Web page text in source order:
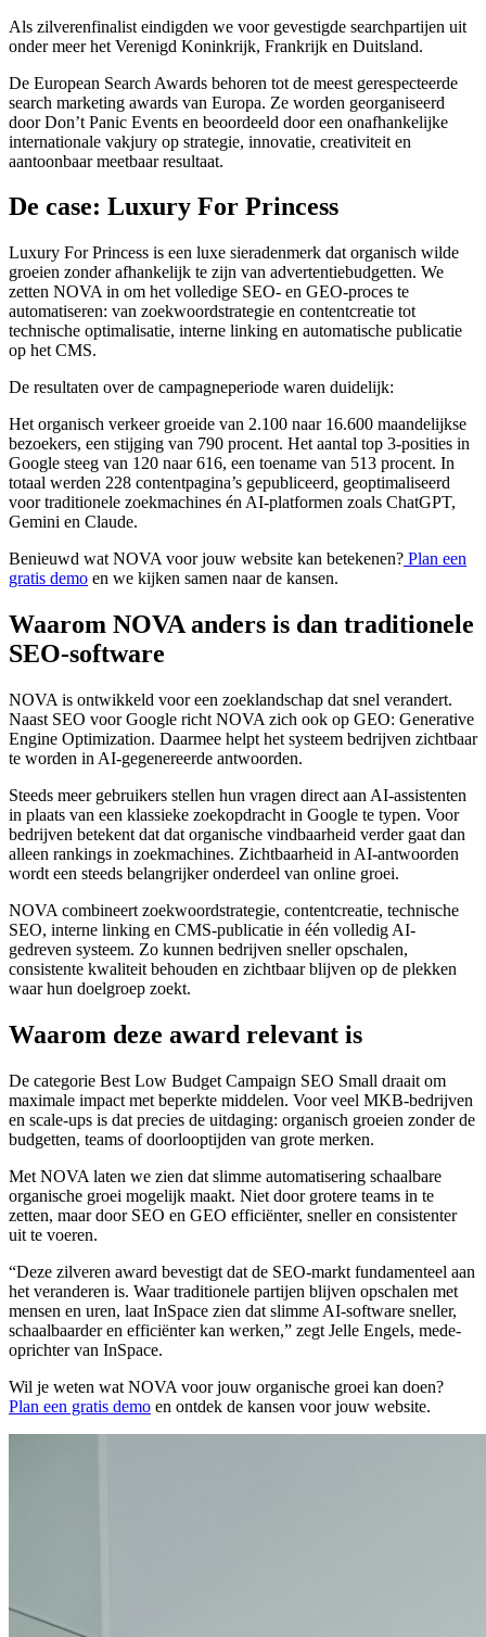
Als zilverenfinalist eindigden we voor gevestigde searchpartijen uit
onder meer het Verenigd Koninkrijk, Frankrijk en Duitsland.
De European Search Awards behoren tot de meest gerespecteerde
search marketing awards van Europa. Ze worden georganiseerd
door Don’t Panic Events en beoordeeld door een onafhankelijke
internationale vakjury op strategie, innovatie, creativiteit en
aantoonbaar meetbaar resultaat.
De case: Luxury For Princess
Luxury For Princess is een luxe sieradenmerk dat organisch wilde
groeien zonder afhankelijk te zijn van advertentiebudgetten. We
zetten NOVA in om het volledige SEO- en GEO-proces te
automatiseren: van zoekwoordstrategie en contentcreatie tot
technische optimalisatie, interne linking en automatische publicatie
op het CMS.
De resultaten over de campagneperiode waren duidelijk:
Het organisch verkeer groeide van 2.100 naar 16.600 maandelijkse
bezoekers, een stijging van 790 procent. Het aantal top 3-posities in
Google steeg van 120 naar 616, een toename van 513 procent. In
totaal werden 228 contentpagina’s gepubliceerd, geoptimaliseerd
voor traditionele zoekmachines én AI-platformen zoals ChatGPT,
Gemini en Claude.
Benieuwd wat NOVA voor jouw website kan betekenen? Plan een
gratis demo en we kijken samen naar de kansen.
Waarom NOVA anders is dan traditionele
SEO-software
NOVA is ontwikkeld voor een zoeklandschap dat snel verandert.
Naast SEO voor Google richt NOVA zich ook op GEO: Generative
Engine Optimization. Daarmee helpt het systeem bedrijven zichtbaar
te worden in AI-gegenereerde antwoorden.
Steeds meer gebruikers stellen hun vragen direct aan AI-assistenten
in plaats van een klassieke zoekopdracht in Google te typen. Voor
bedrijven betekent dat dat organische vindbaarheid verder gaat dan
alleen rankings in zoekmachines. Zichtbaarheid in AI-antwoorden
wordt een steeds belangrijker onderdeel van online groei.
NOVA combineert zoekwoordstrategie, contentcreatie, technische
SEO, interne linking en CMS-publicatie in één volledig AI-
gedreven systeem. Zo kunnen bedrijven sneller opschalen,
consistente kwaliteit behouden en zichtbaar blijven op de plekken
waar hun doelgroep zoekt.
Waarom deze award relevant is
De categorie Best Low Budget Campaign SEO Small draait om
maximale impact met beperkte middelen. Voor veel MKB-bedrijven
en scale-ups is dat precies de uitdaging: organisch groeien zonder de
budgetten, teams of doorlooptijden van grote merken.
Met NOVA laten we zien dat slimme automatisering schaalbare
organische groei mogelijk maakt. Niet door grotere teams in te
zetten, maar door SEO en GEO efficiënter, sneller en consistenter
uit te voeren.
“Deze zilveren award bevestigt dat de SEO-markt fundamenteel aan
het veranderen is. Waar traditionele partijen blijven opschalen met
mensen en uren, laat InSpace zien dat slimme AI-software sneller,
schaalbaarder en efficiënter kan werken,” zegt Jelle Engels, mede-
oprichter van InSpace.
Wil je weten wat NOVA voor jouw organische groei kan doen?
Plan een gratis demo en ontdek de kansen voor jouw website.